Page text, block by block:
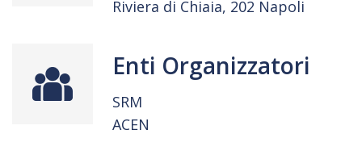
Riviera di Chiaia, 202 Napoli
Enti Organizzatori
SRM
ACEN